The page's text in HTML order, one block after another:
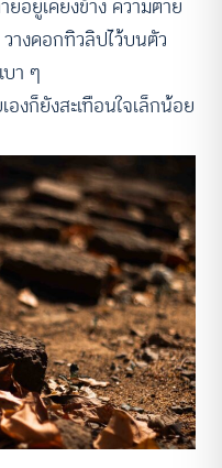
อยู่เคียงข้าง ความตาย
างดอกทิวลิปไว้บนตัว
า ๆ
องก็ยังสะเทือนใจเล็กน้อย